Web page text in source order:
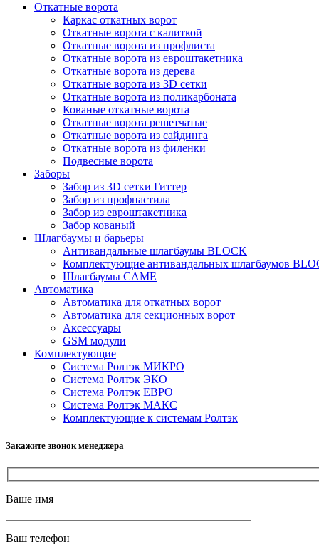
Откатные ворота
Каркас откатных ворот
Откатные ворота с калиткой
Откатные ворота из профлиста
Откатные ворота из евроштакетника
Откатные ворота из дерева
Откатные ворота из 3D сетки
Откатные ворота из поликарбоната
Кованые откатные ворота
Откатные ворота решетчатые
Откатные ворота из сайдинга
Откатные ворота из филенки
Подвесные ворота
Заборы
Забор из 3D сетки Гиттер
Забор из профнастила
Забор из евроштакетника
Забор кованый
Шлагбаумы и барьеры
Антивандальные шлагбаумы BLOCK
Комплектующие антивандальных шлагбаумов
Шлагбаумы CAME
Автоматика
Автоматика для откатных ворот
Автоматика для секционных ворот
Аксессуары
GSM модули
Комплектующие
Система Ролтэк МИКРО
Система Ролтэк ЭКО
Система Ролтэк ЕВРО
Система Ролтэк МАКС
Комплектующие к системам Ролтэк
Закажите звонок менеджера
Ваше имя
Ваш телефон